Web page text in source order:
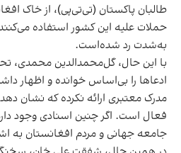
طالبان پاکستان (تی‌تی‌پی)، از خاک
حملات علیه این کشور استفاده
به‌شدت رد شده‌است.
با این حال، گل‌محمدالدین محمدی،
ادعاها را بی‌اساس خوانده و اظهار
مدرک معتبری ارائه نکرده که نشان
فعال است. اگر چنین اسنادی وجود
جامعه جهانی و مردم افغانستان به